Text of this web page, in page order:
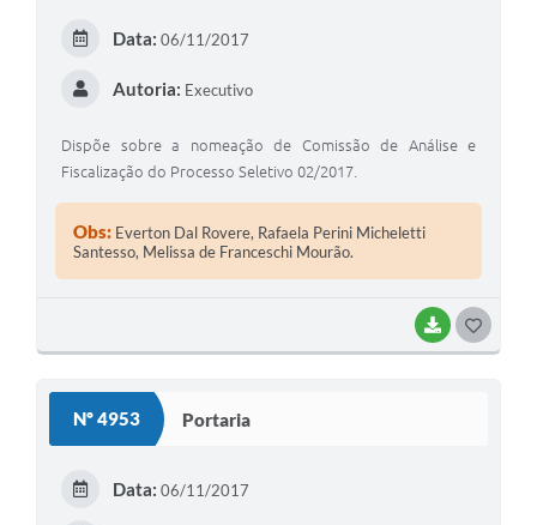
BAIXAR
Data: 06/11/2017
Autoria: Executivo
Dispõe sobre a nomeação de Comissão de Análise e
Fiscalização do Processo Seletivo 02/2017.
Obs: Everton Dal Rovere, Rafaela Perini Micheletti
Santesso, Melissa de Franceschi Mourão.
Nº 4953 Portaria
Data: 06/11/2017